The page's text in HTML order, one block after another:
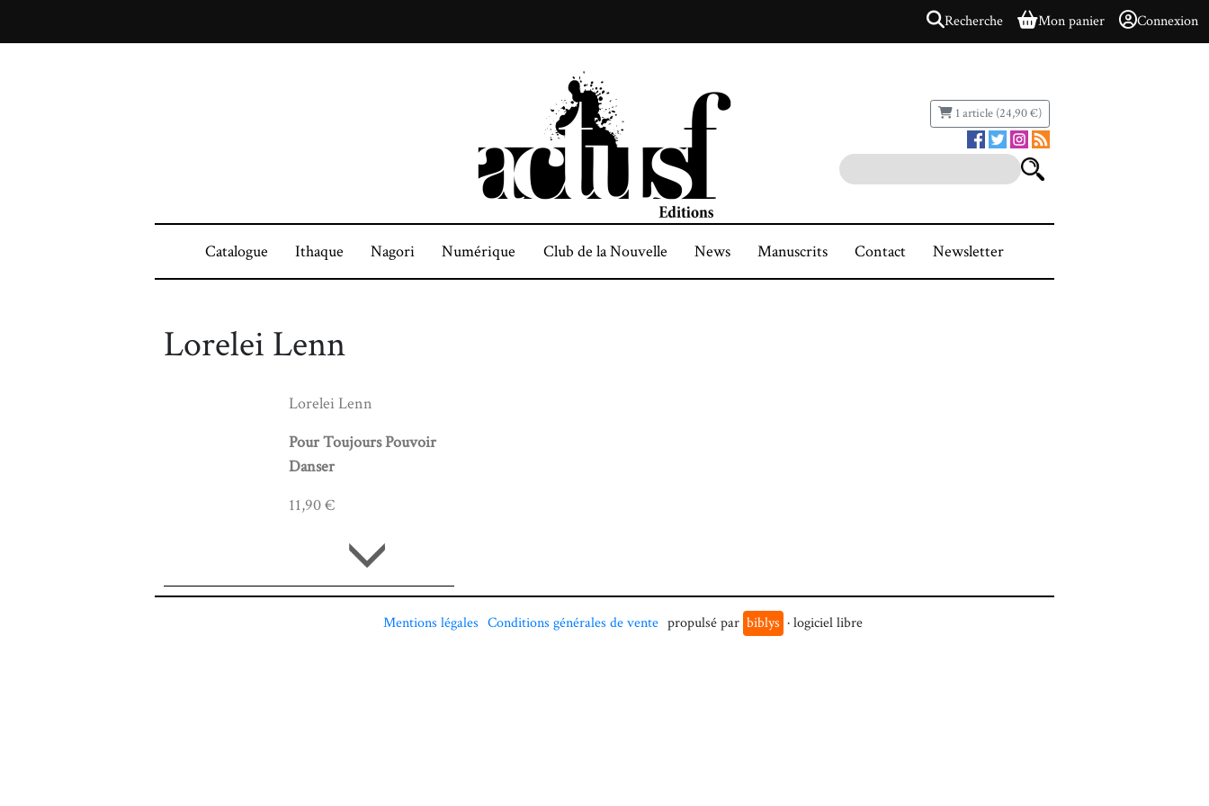
Recherche Mon panier Connexion
1 article (24,90 €)
Catalogue Ithaque Nagori Numérique Club de la Nouvelle News Manuscrits Contact Newsletter
Lorelei Lenn
Lorelei Lenn
Pour Toujours Pouvoir
Danser
11,90 €
Mentions légales Conditions générales de vente propulsé par biblys · logiciel libre